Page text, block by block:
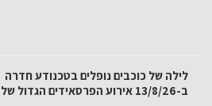
לילה של כוכבים נופלים בטכנודע חדרה
ב-13/8/26 אירוע הפרסאידים הגדול של הקיץ